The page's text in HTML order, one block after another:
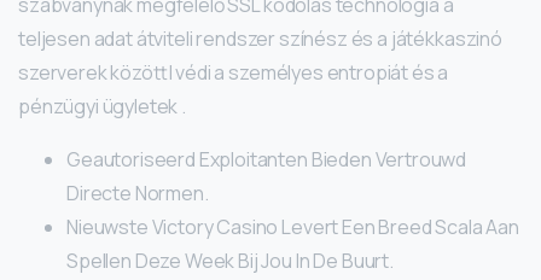
teljesen adat átviteli rendszer színész és a játékkaszinó
szerverek között| védi a személyes entropiát és a
pénzügyi ügyletek .
Geautoriseerd Exploitanten Bieden Vertrouwd
Directe Normen.
Nieuwste Victory Casino Levert Een Breed Scala Aan
Spellen Deze Week Bij Jou In De Buurt.